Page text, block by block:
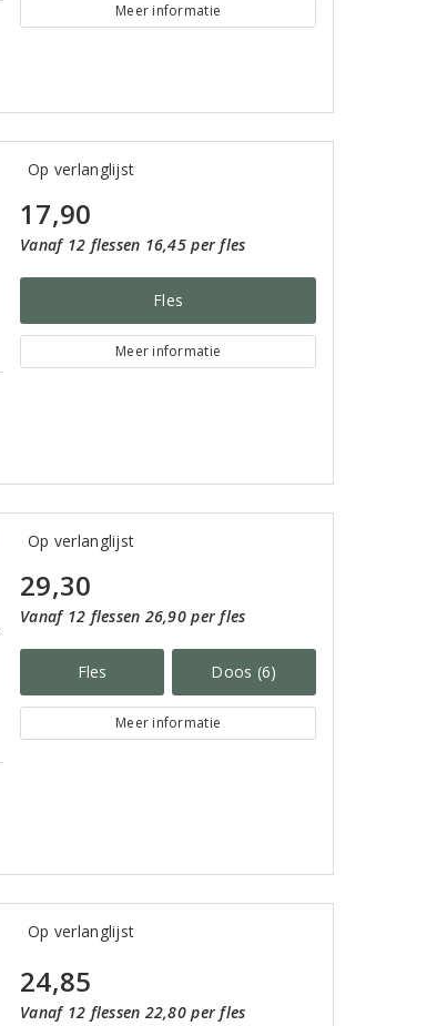
Meer informatie
Op verlanglijst
17,90
Vanaf 12 flessen 16,45 per fles
Fles
Meer informatie
Op verlanglijst
29,30
Vanaf 12 flessen 26,90 per fles
Fles Doos (6)
Meer informatie
Op verlanglijst
24,85
Vanaf 12 flessen 22,80 per fles